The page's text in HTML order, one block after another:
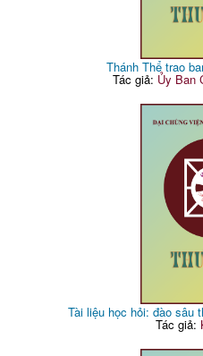
Thánh Thể trao
Tác giả: Ủy Ban
Tài liệu học hỏi: đào sâu
Tác giả: